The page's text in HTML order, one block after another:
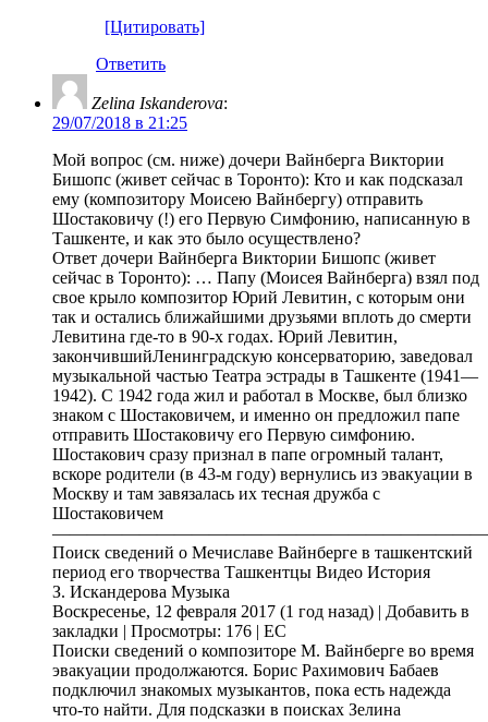
[Цитировать]
Ответить
Zelina Iskanderova:
29/07/2018 в 21:25
Мой вопрос (см. ниже) дочери Вайнберга Виктории
Бишопс (живет сейчас в Торонто): Кто и как подсказал
ему (композитору Моисею Вайнбергу) отправить
Шостаковичу (!) его Первую Симфонию, написанную в
Ташкенте, и как это было осуществлено?
Ответ дочери Вайнберга Виктории Бишопс (живет
сейчас в Торонто): … Папу (Моисея Вайнберга) взял под
свое крыло композитор Юрий Левитин, с которым они
так и остались ближайшими друзьями вплоть до смерти
Левитина где-то в 90-х годах. Юрий Левитин,
закончившийЛенинградскую консерваторию, заведовал
музыкальной частью Театра эстрады в Ташкенте (1941—
1942). С 1942 года жил и работал в Москве, был близко
знаком с Шостаковичем, и именно он предложил папе
отправить Шостаковичу его Первую симфонию.
Шостакович сразу признал в папе огромный талант,
вскоре родители (в 43-м году) вернулись из эвакуации в
Москву и там завязалась их тесная дружба с
Шостаковичем
Поиск сведений о Мечиславе Вайнберге в ташкентский
период его творчества Tашкентцы Видео История
З. Искандерова Музыка
Воскресенье, 12 февраля 2017 (1 год назад) | Добавить в
закладки | Просмотры: 176 | EC
Поиски сведений о композиторе М. Вайнберге во время
эвакуации продолжаются. Борис Рахимович Бабаев
подключил знакомых музыкантов, пока есть надежда
что-то найти. Для подсказки в поисках Зелина